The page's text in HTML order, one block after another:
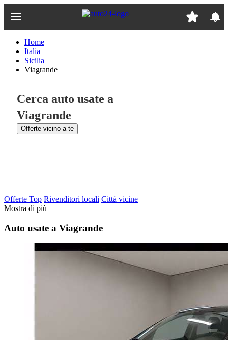
Home
Italia
Sicilia
Viagrande
Cerca auto usate a
Viagrande
Offerte vicino a te
Offerte Top Rivenditori locali Città vicine
Mostra di più
Auto usate a Viagrande